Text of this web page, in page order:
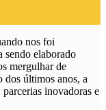
nos foi
elaborado
mergulhar de
dos últimos anos, a
inovadoras e